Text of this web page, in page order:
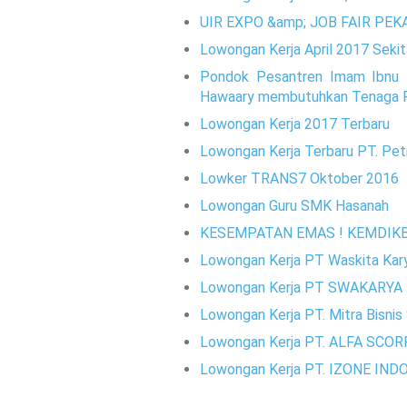
UIR EXPO &amp; JOB FAIR
Lowongan Kerja April 2017
Pondok Pesantren Imam
Hawaary membutuhkan Tenaga
Lowongan Kerja 2017 Terbaru
Lowongan Kerja Terbaru PT.
Lowker TRANS7 Oktober 2016
Lowongan Guru SMK Hasanah
KESEMPATAN EMAS !
Lowongan Kerja PT Waskita
Lowongan Kerja PT
Lowongan Kerja PT. Mitra
Lowongan Kerja PT. ALFA
Lowongan Kerja PT. IZONE